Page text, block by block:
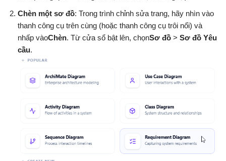
Chèn một sơ đồ: Trong trình chỉnh sửa trang, hãy nhìn vào
thanh công cụ trên cùng (hoặc thanh công cụ trôi nổi) và
nhấp vàoChèn. Từ cửa sổ bật lên, chọnSơ đồ > Sơ đồ Yêu
cầu.